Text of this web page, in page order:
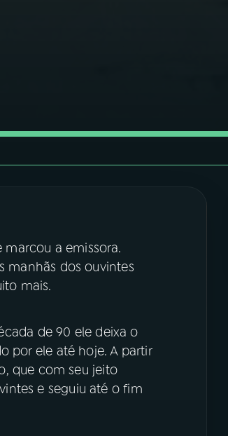
a emissora.
manhãs dos ouvintes
mais.
de 90 ele deixa o
por ele até hoje. A partir
que com seu jeito
e seguiu até o fim